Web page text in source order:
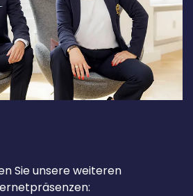
Sie unsere weiteren